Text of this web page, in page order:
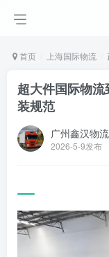
首页 上海国际物流
超大件国际物
装规范
广州鑫汉物流
2026-5-9发布